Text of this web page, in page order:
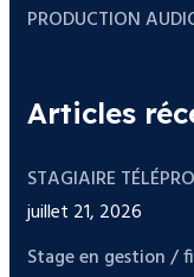
PRODUCTION
Articles
STAGIAIRE
juillet 21, 2026
Stage en gestion /